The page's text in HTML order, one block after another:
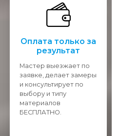
Оплата только за
результат
Мастер выезжает по
заявке, делает замеры
и консультирует по
выбору и типу
материалов
БЕСПЛАТНО.